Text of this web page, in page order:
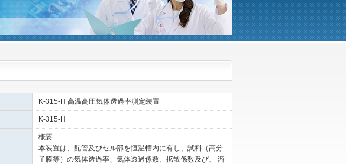
K-315-H 高温高圧気体透過率測定装置
K-315-H
概要
本装置は、配管及びセル部を恒温槽内に有し、試料（高分
子膜等）の気体透過率、気体透過係数、拡散係数及び、 溶